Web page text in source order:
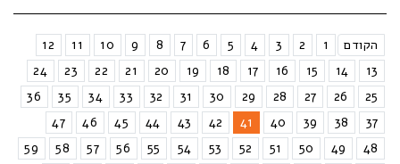
הקודם 1
2
3
4
5
6
7
8
9
10
11
12
13
14
15
16
17
18
19
20
21
22
23
24
25
26
27
28
29
30
31
32
33
34
35
36
37
38
39
40
41
42
43
44
45
46
47
48
49
50
51
52
53
54
55
56
57
58
59